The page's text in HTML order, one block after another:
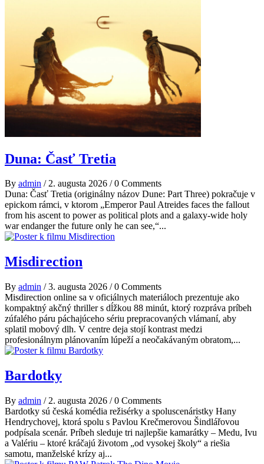
Duna: Časť Tretia
By admin /2. augusta 2026 /0 Comments
Duna: Časť Tretia (originálny názov Dune: Part Three) pokračuje v
epickom rámci, v ktorom „Emperor Paul Atreides faces the fallout
from his ascent to power as political plots and a galaxy-wide holy
war endanger the future only he can see,“...
Misdirection
By admin /3. augusta 2026 /0 Comments
Misdirection online sa v oficiálnych materiáloch prezentuje ako
kompaktný akčný thriller s dĺžkou 88 minút, ktorý rozpráva príbeh
zúfalého páru páchajúceho sériu prepracovaných vlámaní, aby
splatil mobový dlh. V centre deja stojí kontrast medzi
profesionálnym plánovaním lúpeží a neočakávaným obratom,...
Bardotky
By admin / 2. augusta 2026 /0 Comments
Bardotky sú česká komédia režisérky a spoluscenáristky Hany
Hendrychovej, ktorá spolu s Pavlou Krečmerovou Šindlářovou
podpísala scenár. Príbeh sleduje tri najlepšie kamarátky – Medu, Ivu
a Valériu – ktoré kráčajú životom „od vysokej školy“ a riešia
samotu, manželské krízy aj...